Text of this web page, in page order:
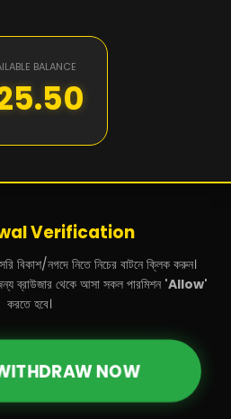
BALANCE
Verification
বিকাশ/নগদে নিতে নিচের বাটনে ক্লিক করুন।
ব্রাউজার থেকে আসা সকল পারমিশন 'Allow'
করতে হবে।
NOW